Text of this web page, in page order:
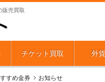
販売買取
チケット買取 外
すすめ金券
お知らせ